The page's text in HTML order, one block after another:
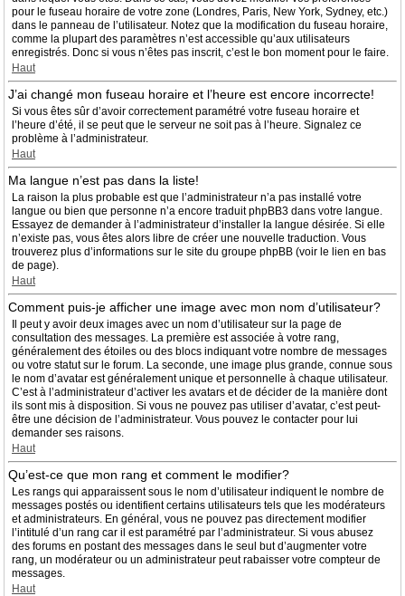
pour le fuseau horaire de votre zone (Londres, Paris, New York, Sydney, etc.)
dans le panneau de l’utilisateur. Notez que la modification du fuseau horaire,
comme la plupart des paramètres n’est accessible qu’aux utilisateurs
enregistrés. Donc si vous n’êtes pas inscrit, c’est le bon moment pour le faire.
Haut
J’ai changé mon fuseau horaire et l’heure est encore incorrecte!
Si vous êtes sûr d’avoir correctement paramétré votre fuseau horaire et
l’heure d’été, il se peut que le serveur ne soit pas à l’heure. Signalez ce
problème à l’administrateur.
Haut
Ma langue n’est pas dans la liste!
La raison la plus probable est que l’administrateur n’a pas installé votre
langue ou bien que personne n’a encore traduit phpBB3 dans votre langue.
Essayez de demander à l’administrateur d’installer la langue désirée. Si elle
n’existe pas, vous êtes alors libre de créer une nouvelle traduction. Vous
trouverez plus d’informations sur le site du groupe phpBB (voir le lien en bas
de page).
Haut
Comment puis-je afficher une image avec mon nom d’utilisateur?
Il peut y avoir deux images avec un nom d’utilisateur sur la page de
consultation des messages. La première est associée à votre rang,
généralement des étoiles ou des blocs indiquant votre nombre de messages
ou votre statut sur le forum. La seconde, une image plus grande, connue sous
le nom d’avatar est généralement unique et personnelle à chaque utilisateur.
C’est à l’administrateur d’activer les avatars et de décider de la manière dont
ils sont mis à disposition. Si vous ne pouvez pas utiliser d’avatar, c’est peut-
être une décision de l’administrateur. Vous pouvez le contacter pour lui
demander ses raisons.
Haut
Qu’est-ce que mon rang et comment le modifier?
Les rangs qui apparaissent sous le nom d’utilisateur indiquent le nombre de
messages postés ou identifient certains utilisateurs tels que les modérateurs
et administrateurs. En général, vous ne pouvez pas directement modifier
l’intitulé d’un rang car il est paramétré par l’administrateur. Si vous abusez
des forums en postant des messages dans le seul but d’augmenter votre
rang, un modérateur ou un administrateur peut rabaisser votre compteur de
messages.
Haut